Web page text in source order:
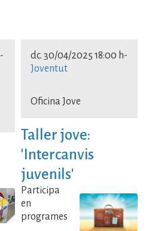
-
dc. 30/04/2025 18:00 h-
Joventut
Oficina Jove
Taller jove:
'Intercanvis
juvenils'
Participa
en
programes